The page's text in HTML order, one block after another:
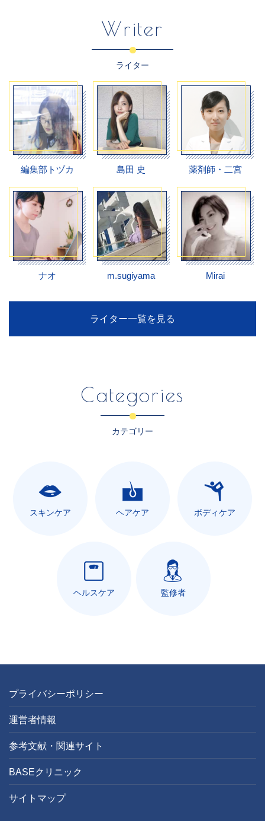
Writer
ライター
編集部トヅカ 島田 史 薬剤師・二宮
ナオ m.sugiyama Mirai
ライター一覧を見る
Categories
カテゴリー
スキンケア ヘアケア ボディケア
ヘルスケア 監修者
プライバシーポリシー
運営者情報
参考文献・関連サイト
BASEクリニック
サイトマップ